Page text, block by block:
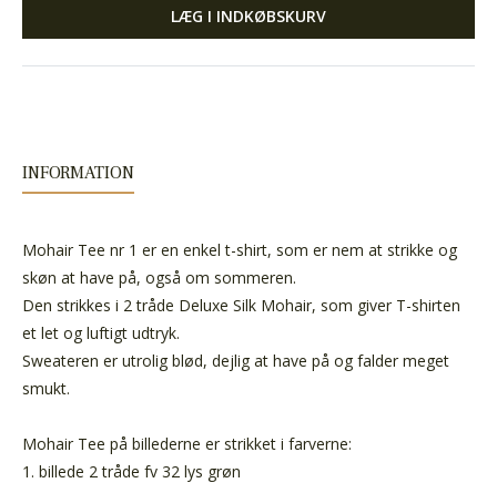
LÆG I INDKØBSKURV
INFORMATION
Mohair Tee nr 1 er en enkel t-shirt, som er nem at strikke og
skøn at have på, også om sommeren.
Den strikkes i 2 tråde Deluxe Silk Mohair, som giver T-shirten
et let og luftigt udtryk.
Sweateren er utrolig blød, dejlig at have på og falder meget
smukt.
Mohair Tee på billederne er strikket i farverne:
1. billede 2 tråde fv 32 lys grøn